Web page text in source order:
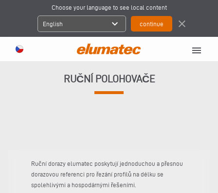
Choose your language to see local content
English expand_more close
menu
RUČNÍ POLOHOVAČE
Ruční dorazy elumatec poskytují jednoduchou a přesnou
dorazovou referenci pro řezání profilů na délku se
spolehlivými a hospodárnými řešeními.